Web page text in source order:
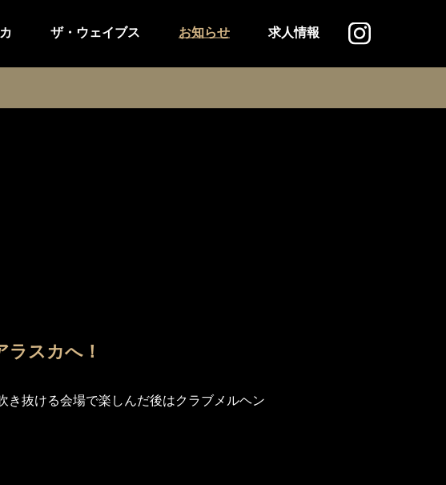
ザ・ウェイブス お知らせ 求人情報
スカへ！
抜ける会場で楽しんだ後はクラブメルヘン